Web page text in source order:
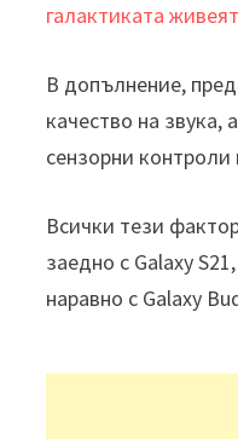
галактиката живеят
В допълнение,
качество на
сензорни
Всички тези
заедно с Galaxy
наравно с Galaxy